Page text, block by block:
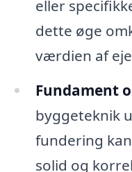
eller
dette øge
værdien af
Fundament
byggeteknik
fundering
solid og